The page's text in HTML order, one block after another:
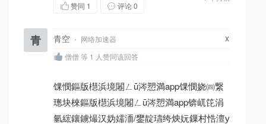
赞同 1 评论 0
青 青空 · 网络加速器 x
僧僧 等 1 人赞同该回答
馃憫鏂版櫘浜境闂ㄥū涔愬満app馃憫娆㈣繋
璁块棶鏂版櫘浜境闂ㄥū涔愬満app锛屼笓涓
氫綋鑲鐪熶汉妫嬬洏/鐢靛瓙绔炴妧鏁村悎澶у